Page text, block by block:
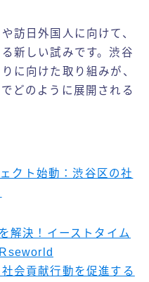
訪日外国人に向けて、
新しい試みです。渋谷
に向けた取り組みが、
どのように展開される
クト始動：渋谷区の社
解決！イーストタイム
会貢献行動を促進する